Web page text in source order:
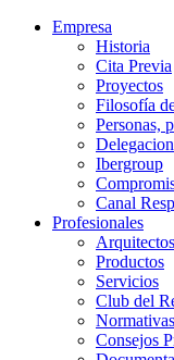
Empresa
Historia
Cita Previa
Proyectos
Filosofía
Personas,
Ibergroup
Canal
Profesionales
Productos
Servicios
Club del
Normativas
Consejos